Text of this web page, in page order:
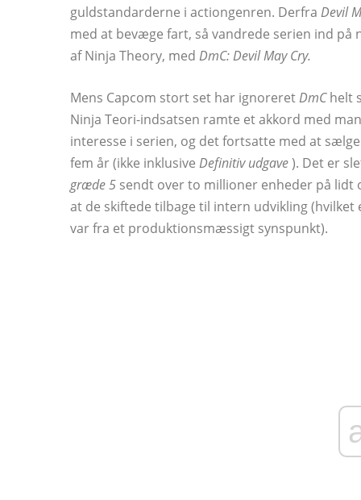
guldstandarderne i actiongenren. Derfra Devil
med at bevæge fart, så vandrede serien ind
af Ninja Theory, med DmC: Devil May Cry.
Mens Capcom stort set har ignoreretDmChelt
Ninja Teori-indsatsen ramte et akkord med
interesse i serien, og det fortsatte med at
fem år (ikke inklusive Definitiv udgave). Det er
græde 5 sendt over to millioner enheder på lidt
at de skiftede tilbage til intern udvikling
var fra et produktionsmæssigt synspunkt).